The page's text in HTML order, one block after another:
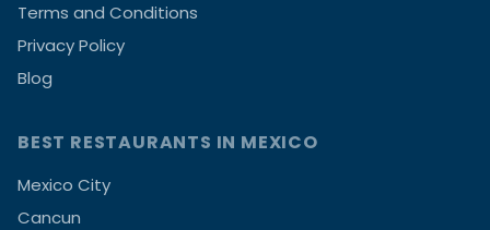
Terms and Conditions
Privacy Policy
Blog
BEST RESTAURANTS IN MEXICO
Mexico City
Cancun